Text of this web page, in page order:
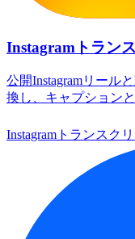
Instagramトラン
公開Instagramリール
換し、キャプション
Instagramトランスク